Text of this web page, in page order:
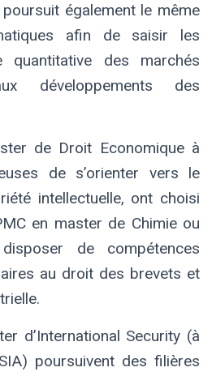
également le même
afin de saisir les
quantitative des marchés
développements des
de Droit Economique à
de s’orienter vers le
intellectuelle, ont choisi
en master de Chimie ou
de compétences
au droit des brevets et
d’International Security (à
poursuivent des filières